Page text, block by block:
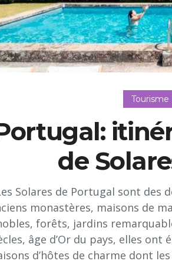
de
Solares de Portugal sont des
monastères, maisons de
forêts, jardins
âge d’Or du pays, elles
d’hôtes de charme dont